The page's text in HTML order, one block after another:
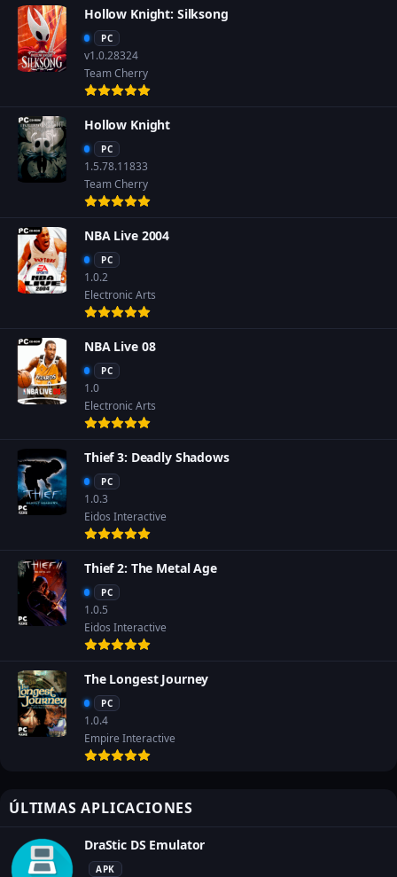
Hollow Knight: Silksong
PC
v1.0.28324
Team Cherry
Hollow Knight
PC
1.5.78.11833
Team Cherry
NBA Live 2004
PC
1.0.2
Electronic Arts
NBA Live 08
PC
1.0
Electronic Arts
Thief 3: Deadly Shadows
PC
1.0.3
Eidos Interactive
Thief 2: The Metal Age
PC
1.0.5
Eidos Interactive
The Longest Journey
PC
1.0.4
Empire Interactive
ÚLTIMAS APLICACIONES
DraStic DS Emulator
APK